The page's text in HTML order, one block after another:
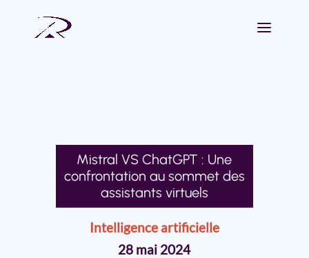
Mistral VS ChatGPT : Une
confrontation au sommet des
assistants virtuels
Intelligence artificielle
28 mai 2024